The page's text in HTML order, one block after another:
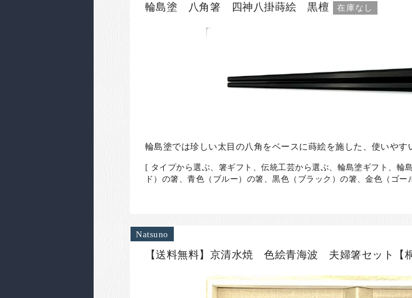
輪島塗 八角箸 四神八掛蒔絵 黒檀 在庫なし
輪島塗では珍しい太目の八角をベースに蒔絵を施した、使いやす
[ タイプから選ぶ、箸ギフト、伝統工芸から選ぶ、輪島塗ギフト、輪
ド）の箸、青色（ブルー）の箸、黒色（ブラック）の箸、金色（ゴー
Natsuno
【送料無料】京清水焼 色絵青海波 夫婦箸セット【桐